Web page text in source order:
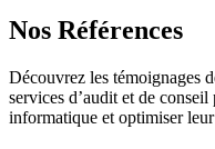
Nos Références
Découvrez les témoignages
services d’audit et de
informatique et optimiser